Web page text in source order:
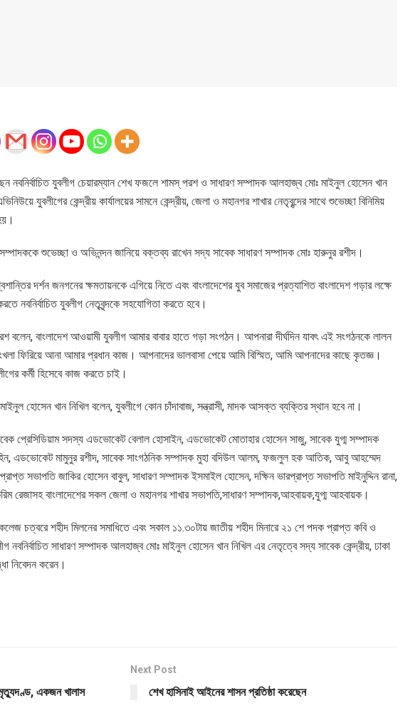
নবনির্বাচিত যুবলীগ চেয়ারম্যান শেখ ফজলে শামস্ পরশ ও সাধারণ সম্পাদক আলহাজ্ব মোঃ মাইনুল হোসেন খান
যুবলীগের কেন্দ্রীয় কার্যালয়ের সামনে কেন্দ্রীয়, জেলা ও মহানগর শাখার নেতৃবৃন্দের সাথে শুভেচ্ছা বিনিমিয়
সম্পাদককে শুভেচ্ছা ও অভিনন্দন জানিয়ে বক্তব্য রাখেন সদ্য সাবেক সাধারণ সম্পাদক মোঃ হারুনুর রশীদ।
দর্শন জনগনের ক্ষমতায়নকে এগিয়ে নিতে এবং বাংলাদেশের যুব সমাজের প্রত্যাশিত বাংলাদেশ গড়ার লক্ষে
নবনির্বাচিত যুবলীগ নেতৃবৃন্দকে সহযোগিতা করতে হবে।
বলেন, বাংলাদেশ আওয়ামী যুবলীগ আমার বাবার হাতে গড়া সংগঠন। আপনারা দীর্ঘদিন যাবৎ এই সংগঠনকে লালন
ফিরিয়ে আনা আমার প্রধান কাজ। আপনাদের ভালবাসা পেয়ে আমি বিস্মিত, আমি আপনাদের কাছে কৃতজ্ঞ।
কর্মী হিসেবে কাজ করতে চাই।
হোসেন খান নিখিল বলেন, যুবলীগে কোন চাঁদাবাজ, সন্ত্রাসী, মাদক আসক্ত ব্যক্তির স্থান হবে না।
প্রেসিডিয়াম সদস্য এডভোকেট বেলাল হোসাইন, এডভোকেট মোতাহার হোসেন সাজু, সাবেক যুগ্ম সম্পাদক
এডভোকেট মামুনুর রশীদ, সাবেক সাংগঠনিক সম্পাদক মুহা বদিউল আলম, ফজলুল হক আতিক, আবু আহম্মেদ
সভাপতি জাকির হোসেন বাবুল, সাধারণ সম্পাদক ইসমাইল হোসেন, দক্ষিন ভারপ্রাপ্ত সভাপতি মাইনুদ্দিন রানা,
রেজাসহ বাংলাদেশের সকল জেলা ও মহানগর শাখার সভাপতি,সাধারণ সম্পাদক,আহবায়ক,যুগ্ম আহবায়ক।
চত্বরে শহীদ মিলনের সমাধিতে এবং সকাল ১১.৩০টায় জাতীয় শহীদ মিনারে ২১ শে পদক প্রাপ্ত কবি ও
নবনির্বাচিত সাধারণ সম্পাদক আলহাজ্ব মোঃ মাইনুল হোসেন খান নিখিল এর নেতৃত্বে সদ্য সাবেক কেন্দ্রীয়, ঢাকা
নিবেদন করেন।
মৃত্যুদণ্ড, একজন খালাস
Next Post
শেখ হাসিনাই আইনের শাসন প্রতিষ্ঠা করেছেন